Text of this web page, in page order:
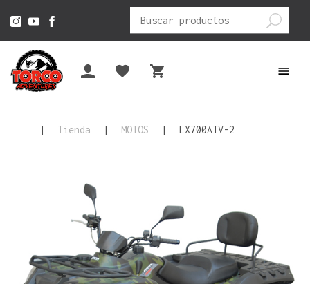
Buscar
por:
| Tienda | MOTOS | LX700ATV-2